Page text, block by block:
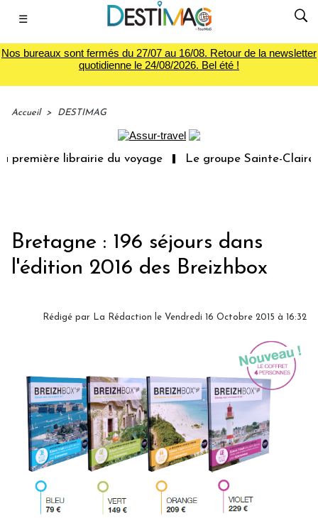
☰
Nos bureaux sont fermés du 27/07 au 16/08. Retour de la newsletter
quotidienne le 24/08/2026. Bel été !
Accueil > DESTIMAG
librairie du voyage Le groupe Sainte-Claire
Bretagne : 196 séjours dans
l'édition 2016 des Breizhbox
Rédigé par La Rédaction le Vendredi 16 Octobre 2015 à 16:32